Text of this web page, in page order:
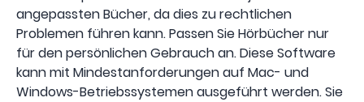
angepassten Bücher, da dies zu rechtlichen
Problemen führen kann. Passen Sie Hörbücher nur
für den persönlichen Gebrauch an. Diese Software
kann mit Mindestanforderungen auf Mac- und
Windows-Betriebssystemen ausgeführt werden. Sie